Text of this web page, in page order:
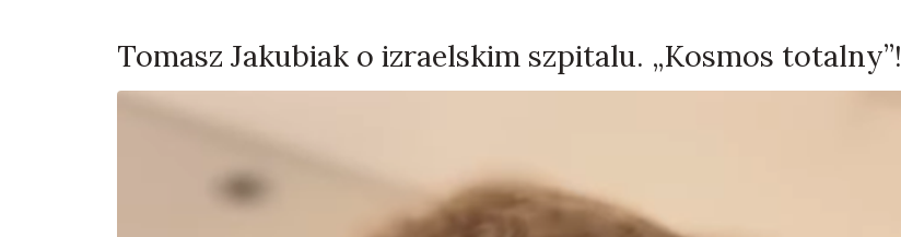
Tomasz Jakubiak o izraelskim szpitalu. „Kosmos totalny”!